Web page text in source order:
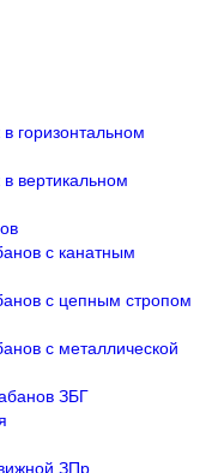
горизонтальном
вертикальном
с канатным
с цепным стропом
с металлической
ЗБГ
ЗПр